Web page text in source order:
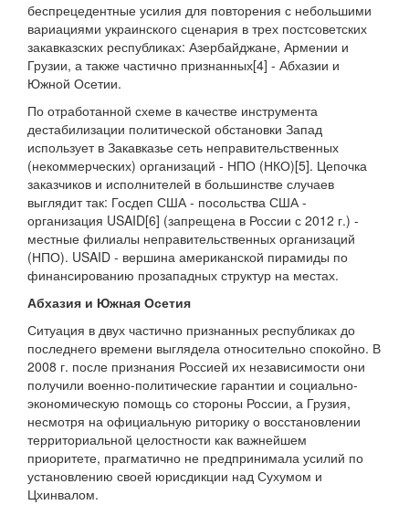
беспрецедентные усилия для повторения с небольшими
вариациями украинского сценария в трех постсоветских
закавказских республиках: Азербайджане, Армении и
Грузии, а также частично признанных[4] - Абхазии и
Южной Осетии.
По отработанной схеме в качестве инструмента
дестабилизации политической обстановки Запад
использует в Закавказье сеть неправительственных
(некоммерческих) организаций - НПО (НКО)[5]. Цепочка
заказчиков и исполнителей в большинстве случаев
выглядит так: Госдеп США - посольства США -
организация USAID[6] (запрещена в России с 2012 г.) -
местные филиалы неправительственных организаций
(НПО). USAID - вершина американской пирамиды по
финансированию прозападных структур на местах.
Абхазия и Южная Осетия
Ситуация в двух частично признанных республиках до
последнего времени выглядела относительно спокойно. В
2008 г. после признания Россией их независимости они
получили военно-политические гарантии и социально-
экономическую помощь со стороны России, а Грузия,
несмотря на официальную риторику о восстановлении
территориальной целостности как важнейшем
приоритете, прагматично не предпринимала усилий по
установлению своей юрисдикции над Сухумом и
Цхинвалом.